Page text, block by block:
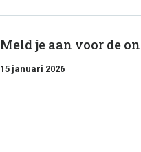
Meld je aan voor de
15 januari 2026